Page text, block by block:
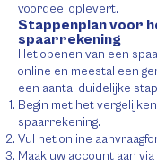
voordeel oplevert.
Stappenplan voor
spaarrekening
Het openen van een
online en meestal een
een aantal duidelijke
Begin met het
spaarrekening.
Vul het online
Maak uw account aan